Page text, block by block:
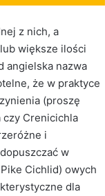
z nich, a
większe ilości
angielska nazwa
że w praktyce
(proszę
czy Crenicichla
i
w
Cichlid) owych
dla